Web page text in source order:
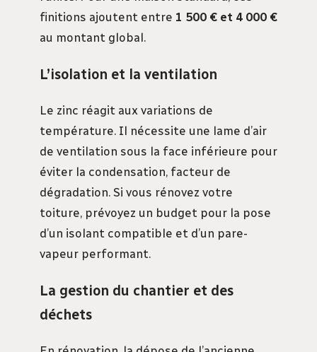
finitions ajoutent entre 1 500 € et 4 000 €
au montant global.
L’isolation et la ventilation
Le zinc réagit aux variations de
température. Il nécessite une lame d’air
de ventilation sous la face inférieure pour
éviter la condensation, facteur de
dégradation. Si vous rénovez votre
toiture, prévoyez un budget pour la pose
d’un isolant compatible et d’un pare-
vapeur performant.
La gestion du chantier et des
déchets